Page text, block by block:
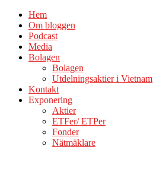
Hem
Om bloggen
Podcast
Media
Bolagen
Bolagen
Utdelningsaktier i Vietnam
Kontakt
Exponering
Aktier
ETFer/ ETPer
Fonder
Nätmäklare